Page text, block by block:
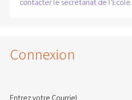
contacter le secrétariat de l’Ecole.
Connexion
Entrez votre Courriel